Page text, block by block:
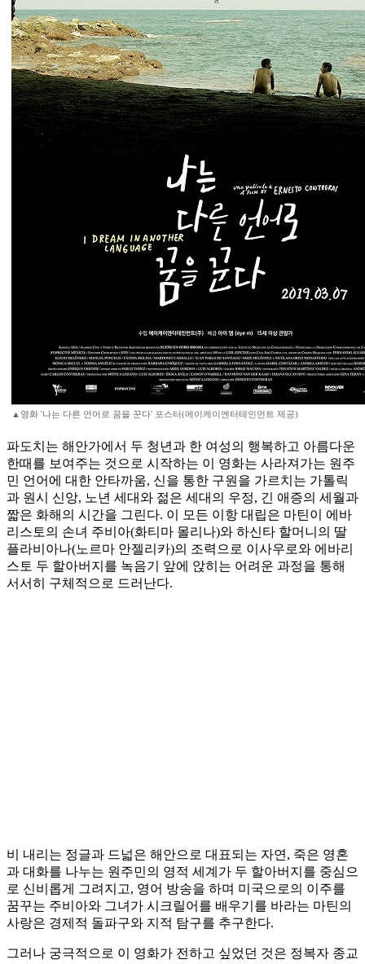
▲영화 '나는 다른 언어로 꿈을 꾼다' 포스터(에이케이엔터테인먼트 제공)
파도치는 해안가에서 두 청년과 한 여성의 행복하고 아름다운
한때를 보여주는 것으로 시작하는 이 영화는 사라져가는 원주
민 언어에 대한 안타까움, 신을 통한 구원을 가르치는 가톨릭
과 원시 신앙, 노년 세대와 젊은 세대의 우정, 긴 애증의 세월과
짧은 화해의 시간을 그린다. 이 모든 이항 대립은 마틴이 에바
리스토의 손녀 주비아(화티마 몰리나)와 하신타 할머니의 딸
플라비아나(노르마 안젤리카)의 조력으로 이사우로와 에바리
스토 두 할아버지를 녹음기 앞에 앉히는 어려운 과정을 통해
서서히 구체적으로 드러난다.
비 내리는 정글과 드넓은 해안으로 대표되는 자연, 죽은 영혼
과 대화를 나누는 원주민의 영적 세계가 두 할아버지를 중심으
로 신비롭게 그려지고, 영어 방송을 하며 미국으로의 이주를
꿈꾸는 주비아와 그녀가 시크릴어를 배우기를 바라는 마틴의
사랑은 경제적 돌파구와 지적 탐구를 추구한다.
그러나 궁극적으로 이 영화가 전하고 싶었던 것은 정복자 종교